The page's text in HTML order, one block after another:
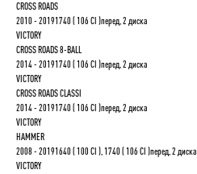
CROSS ROADS
2010 - 20191740 ( 106 CI )перед, 2 диска
VICTORY
CROSS ROADS 8-BALL
2014 - 20191740 ( 106 CI )перед, 2 диска
VICTORY
CROSS ROADS CLASSI
2014 - 20191740 ( 106 CI )перед, 2 диска
VICTORY
HAMMER
2008 - 20191640 ( 100 CI ), 1740 ( 106 CI )перед, 2 диска
VICTORY